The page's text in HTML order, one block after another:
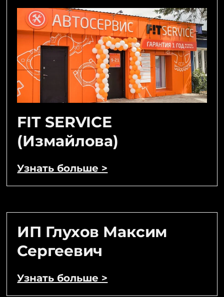
FIT SERVICE
(Измайлова)
Узнать больше >
ИП Глухов Максим
Сергеевич
Узнать больше >